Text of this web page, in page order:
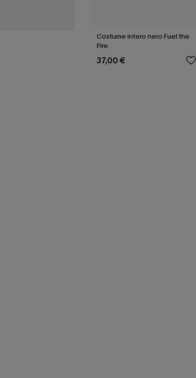
Costume intero nero Fuel the
Fire
37,00 €